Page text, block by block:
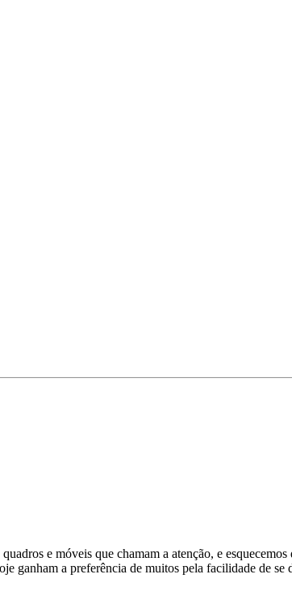
e móveis que chamam a atenção, e
ganham a preferência de muitos pela facilidade de se